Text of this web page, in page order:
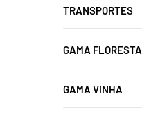
TRANSPORTES
GAMA FLORESTA
GAMA VINHA